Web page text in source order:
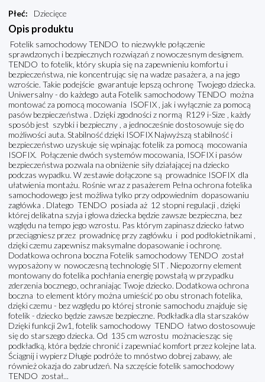
Płeć: Dziecięce
Opis produktu
Fotelik samochodowy TENDO to niezwykłe połączenie
sprawdzonych i bezpiecznych rozwiązań z nowoczesnym designem.
TENDO to fotelik, który skupia się na zapewnieniu komfortu i
bezpieczeństwa, nie koncentrując się na wadze pasażera, a na jego
wzroście. Takie podejście gwarantuje lepszą ochronę Twojego dziecka.
Uniwersalny - do każdego auta Fotelik samochodowy TENDO można
montować za pomocą mocowania ISOFIX , jak i wyłącznie za pomocą
pasów bezpieczeństwa . Dzięki zgodności z normą R129 i-Size , każdy
sposób jest szybki i bezpieczny , a jednocześnie dostosowuje się do
możliwości auta. Stabilność dzięki ISOFIX Najwyższą stabilność i
bezpieczeństwo uzyskuje się wpinając fotelik za pomocą mocowania
ISOFIX. Połączenie dwóch systemów mocowania, ISOFIX i pasów
bezpieczeństwa pozwala na obniżenie siły działającej na dziecko
podczas wypadku. W zestawie dołączone są prowadnice ISOFIX dla
ułatwienia montażu. Rośnie wraz z pasażerem Pełna ochrona fotelika
samochodowego jest możliwa tylko przy odpowiednim dopasowaniu
zagłówka . Dlatego TENDO posiada aż 12 stopni regulacji , dzięki
której delikatna szyja i głowa dziecka będzie zawsze bezpieczna, bez
względu na tempo jego wzrostu. Pas którym zapinasz dziecko łatwo
przeciągniesz przez prowadnicę przy zagłówku i pod podłokietnikami ,
dzięki czemu zapewnisz maksymalne dopasowanie i ochronę.
Dodatkowa ochrona boczna Fotelik samochodowy TENDO został
wyposażony w nowoczesną technologię SIT . Niepozorny element
montowany do fotelika pochłania energię powstałą w przypadku
zderzenia bocznego, ochraniając Twoje dziecko. Dodatkowa ochrona
boczna to element który można umieścić po obu stronach fotelika,
dzięki czemu - bez względu po której stronie samochodu znajduje się
fotelik - dziecko będzie zawsze bezpieczne. Podkładka dla starszaków
Dzięki funkcji 2w1, fotelik samochodowy TENDO łatwo dostosowuje
się do starszego dziecka. Od 135 cm wzrostu możnaciesząc się
podkładką, która będzie chronić i zapewniać komfort przez kolejne lata.
Ściągnij i wypierz Długie podróże to mnóstwo dobrej zabawy, ale
również okazja do zabrudzeń. Na szczęście fotelik samochodowy
TENDO został...